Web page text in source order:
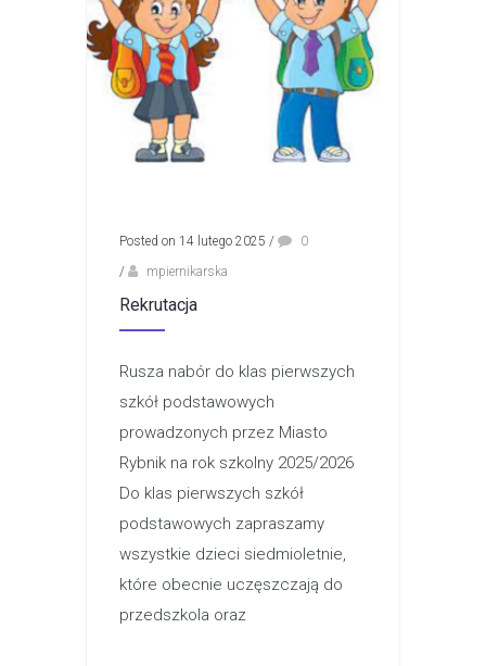
Posted on 14 lutego 2025 /
0
/
mpiernikarska
Rekrutacja
Rusza nabór do klas pierwszych
szkół podstawowych
prowadzonych przez Miasto
Rybnik na rok szkolny 2025/2026
Do klas pierwszych szkół
podstawowych zapraszamy
wszystkie dzieci siedmioletnie,
które obecnie uczęszczają do
przedszkola oraz